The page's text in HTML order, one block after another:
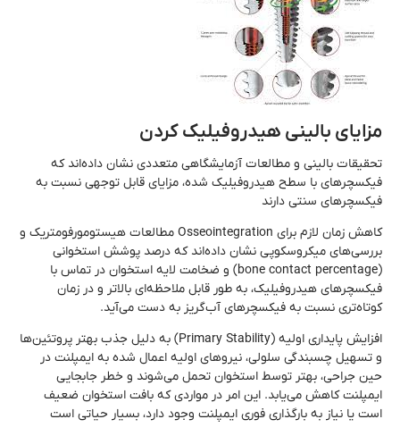
مزایای بالینی هیدروفیلیک کردن
تحقیقات بالینی و مطالعات آزمایشگاهی متعددی نشان داده‌اند که
فیکسچرهای با سطح هیدروفیلیک شده، مزایای قابل توجهی نسبت به
فیکسچرهای سنتی دارند
کاهش زمان لازم برای Osseointegration مطالعات هیستومورفومتریک و
بررسی‌های میکروسکوپی نشان داده‌اند که درصد پوشش استخوانی
(bone contact percentage) و ضخامت لایه استخوان در تماس با
فیکسچرهای هیدروفیلیک، به طور قابل ملاحظه‌ای بالاتر و در زمان
کوتاه‌تری نسبت به فیکسچرهای آب‌گریز به دست می‌آید.
افزایش پایداری اولیه (Primary Stability) به دلیل جذب بهتر پروتئین‌ها
و تسهیل چسبندگی سلولی، نیروهای اولیه اعمال شده به ایمپلنت در
حین جراحی، بهتر توسط استخوان تحمل می‌شوند و خطر جابجایی
ایمپلنت کاهش می‌یابد. این امر در مواردی که بافت استخوان ضعیف
است یا نیاز به بارگذاری فوری ایمپلنت وجود دارد، بسیار حیاتی است